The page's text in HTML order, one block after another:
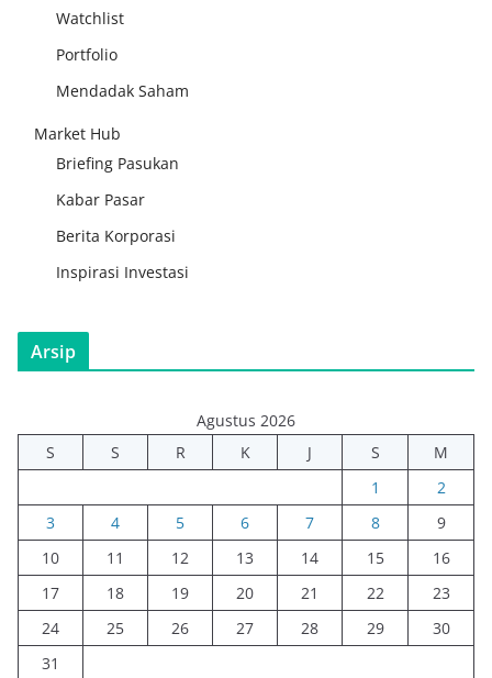
Watchlist
Portfolio
Mendadak Saham
Market Hub
Briefing Pasukan
Kabar Pasar
Berita Korporasi
Inspirasi Investasi
Arsip
Agustus 2026
S
S R K J S
M
1
2
3
4 5 6 7 8
9
10
11 12 13 14 15
16
17
18 19 20 21 22
23
24
25 26 27 28 29
30
31